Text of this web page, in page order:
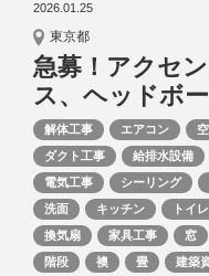
2026.01.25
東京都
急募！アクセ
ス、ヘッドボ
解体工事 エアコン
ダクト工事
給排水設備
電気工事
シーリング
洗面
キッチン トイレ
換気扇
家具工事 窓
階段
襖 畳 建築